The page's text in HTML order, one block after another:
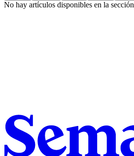
No hay artículos disponibles en la sección